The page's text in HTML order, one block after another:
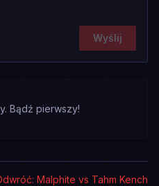
Wyślij
Bądź pierwszy!
Malphite vs Tahm Kench